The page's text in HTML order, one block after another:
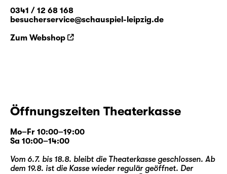
0341 / 12 68 168
besucherservice@schauspiel-leipzig.de
Zum Webshop
Öffnungszeiten Theaterkasse
Mo–Fr 10:00–19:00
Sa 10:00–14:00
Vom 6.7. bis 18.8. bleibt die Theaterkasse geschlossen. Ab
dem 19.8. ist die Kasse wieder regulär geöffnet. Der